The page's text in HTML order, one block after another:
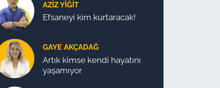
AZIZ YIĞIT
Efsaneyi kim kurtaracak!
GAYE AKÇADAĞ
Artık kimse kendi hayatını
yaşamıyor